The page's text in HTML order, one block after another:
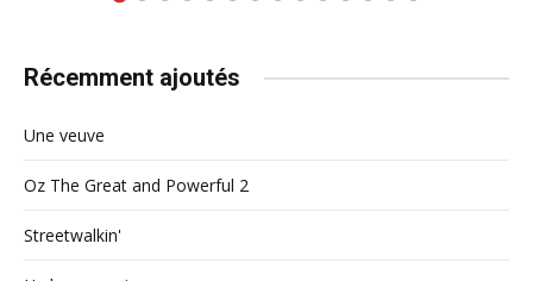
Récemment ajoutés
Une veuve
Oz The Great and Powerful 2
Streetwalkin'